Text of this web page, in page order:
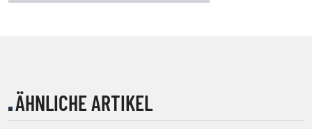
ÄHNLICHE ARTIKEL